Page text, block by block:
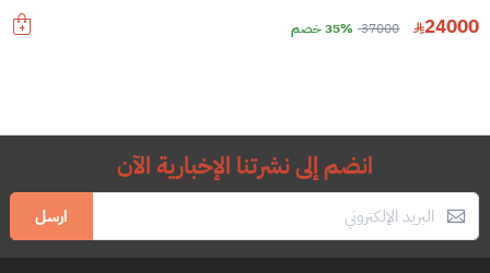
24000
37000 35% خصم
انضم إلى نشرتنا الإخبارية الآن
ارسل